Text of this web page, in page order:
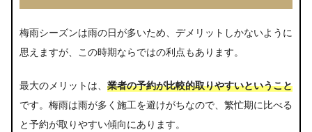
梅雨シーズンは雨の日が多いため、デメリットしかないように
思えますが、この時期ならではの利点もあります。
最大のメリットは、 業者の予約が比較的取りやすいということ
です。梅雨は雨が多く施工を避けがちなので、繁忙期に比べる
と予約が取りやすい傾向にあります。